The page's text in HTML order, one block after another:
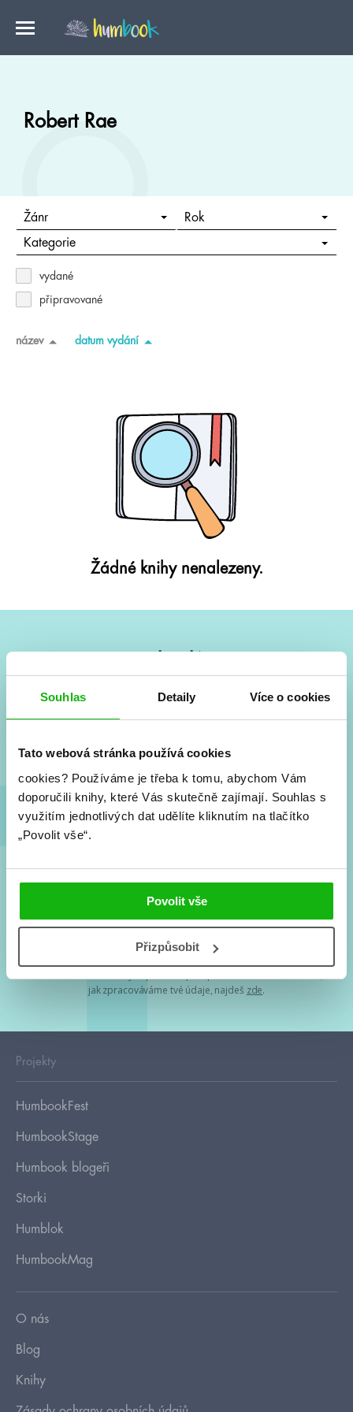
Souhlas Detaily Více o cookies
Tato webová stránka používá cookies
cookies? Používáme je třeba k tomu, abychom Vám
doporučili knihy, které Vás skutečně zajímají. Souhlas s
využitím jednotlivých dat udělíte kliknutím na tlačítko
„Povolit vše“.
Povolit vše
Přizpůsobit
Robert Rae
Žánr Rok
Kategorie
vydané
připravované
název datum vydání
Žádné knihy nenalezeny.
Vše kolem #youngadult každý měsíc rovnou do mailu!
a seriálové adaptace a další.
Souhlasím spodmínkami zpracování osobních údajů
Tvá e-mailová adresa je u nás v bezpečí. Přečti si
jak zpracováváme tvé údaje, najdeš zde.
Projekty
HumbookFest
HumbookStage
Humbook blogeři
Storki
Humblok
HumbookMag
O nás
Blog
Knihy